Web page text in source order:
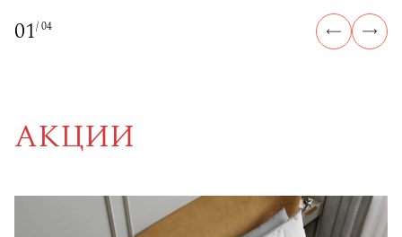
Мебель премиального немецкого
01/ 04
АКЦИИ